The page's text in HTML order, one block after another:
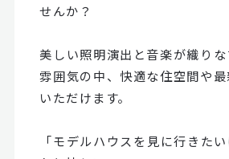
せんか？
美しい照明演出と音楽が織り
雰囲気の中、快適な住空間や
いただけます。
「モデルハウスを見に行きた